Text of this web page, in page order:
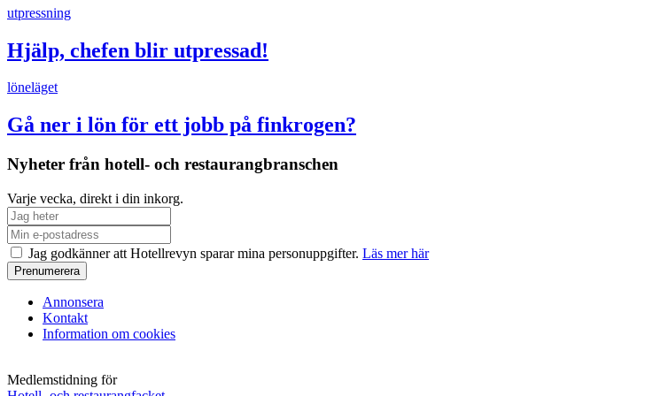
utpressning
Hjälp, chefen blir utpressad!
löneläget
Gå ner i lön för ett jobb på finkrogen?
Nyheter från hotell- och restaurangbranschen
Varje vecka, direkt i din inkorg.
Jag godkänner att Hotellrevyn sparar mina personuppgifter. Läs mer här
Annonsera
Kontakt
Information om cookies
Medlemstidning för